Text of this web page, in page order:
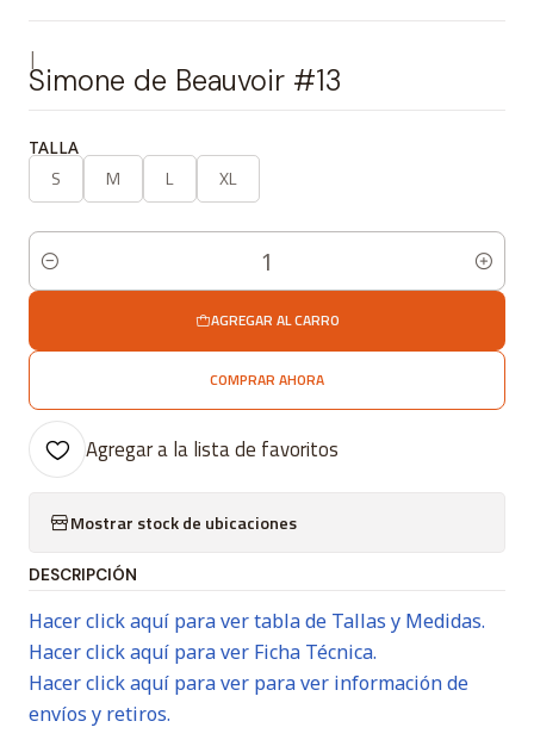
|
Simone de Beauvoir #13
TALLA
S M L XL
Cantidad
AGREGAR AL CARRO
COMPRAR AHORA
Agregar a la lista de favoritos
Mostrar stock de ubicaciones
DESCRIPCIÓN
Hacer click aquí para ver tabla de Tallas y Medidas.
Hacer click aquí para ver Ficha Técnica.
Hacer click aquí para ver para ver información de
envíos y retiros.